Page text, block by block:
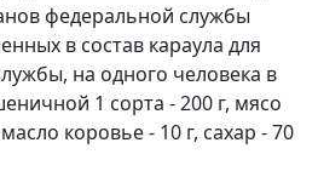
федеральной службы
в состав караула для
на одного человека в
1 сорта - 200 г, мясо
коровье - 10 г, сахар - 70